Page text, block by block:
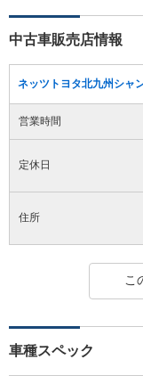
中古車販売店情報
ネッツトヨタ北九州シャ
営業時間
定休日
住所
こ
車種スペック